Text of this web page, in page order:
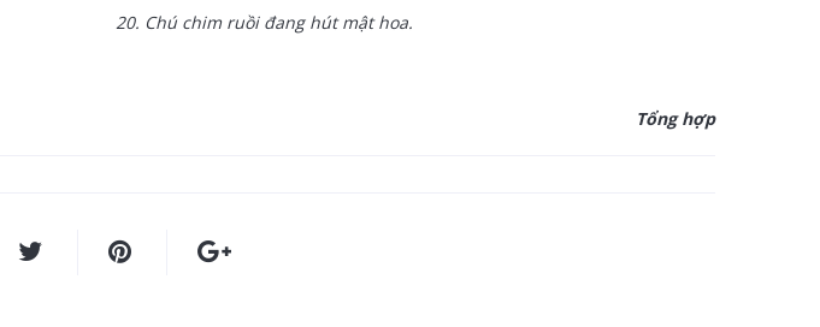
20. Chú chim ruồi đang hút mật hoa.
Tổng hợp